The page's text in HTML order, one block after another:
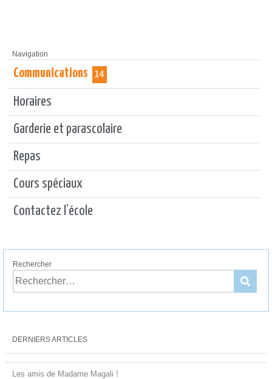
Navigation
Communications 14
Horaires
Garderie et parascolaire
Repas
Cours spéciaux
Contactez l’école
Rechercher
DERNIERS ARTICLES
Les amis de Madame Magali !